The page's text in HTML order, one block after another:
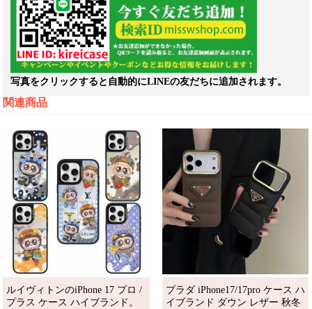
写真をクリックすると自動的にLINEの友だちに追加されます。
関連商品
ルイヴィトンのiPhone 17 プロ /
プラス ケース ハイブランド。
プラダ iPhone17/17pro ケース ハ
イブランド ダウン レザー 秋冬